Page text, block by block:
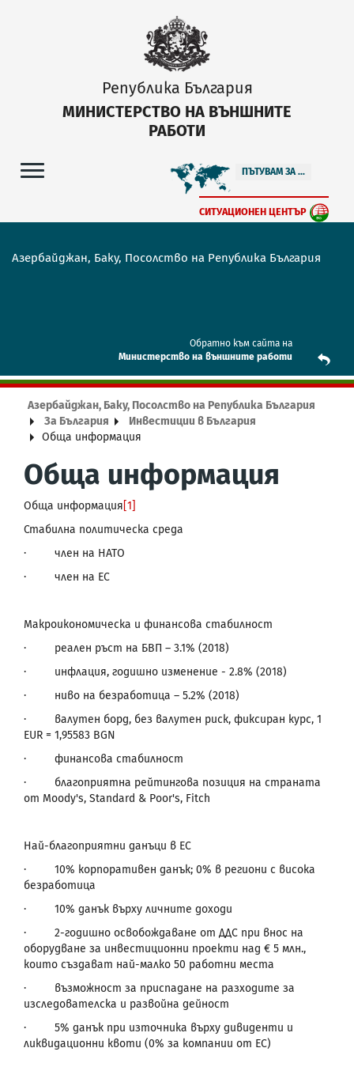
Република България
МИНИСТЕРСТВО НА ВЪНШНИТЕ
РАБОТИ
ПЪТУВАМ ЗА ...
СИТУАЦИОНЕН ЦЕНТЪР
Азербайджан, Баку, Посолство на Република България
Обратно към сайта на
Mинистерство на външните работи
Азербайджан, Баку, Посолство на Република България
За България
Инвестиции в България
Обща информация
Обща информация
Обща информация[1]
Стабилна политическа среда
· член на НАТО
· член на ЕС
Макроикономическа и финансова стабилност
· реален ръст на БВП – 3.1% (2018)
· инфлация, годишно изменение - 2.8% (2018)
· ниво на безработица – 5.2% (2018)
· валутен борд, без валутен риск, фиксиран курс, 1
EUR = 1,95583 BGN
· финансова стабилност
· благоприятна рейтингова позиция на страната
от Moody's, Standard & Poor's, Fitch
Най-благоприятни данъци в ЕС
· 10% корпоративен данък; 0% в региони с висока
безработица
· 10% данък върху личните доходи
· 2-годишно освобождаване от ДДС при внос на
оборудване за инвестиционни проекти над € 5 млн.,
които създават най-малко 50 работни места
· възможност за приспадане на разходите за
изследователска и развойна дейност
· 5% данък при източника върху дивиденти и
ликвидационни квоти (0% за компании от ЕС)